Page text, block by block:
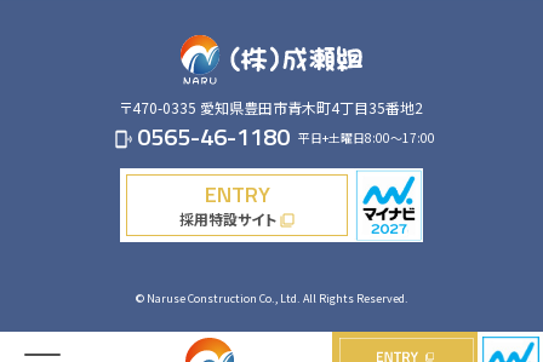
〒470-0335 愛知県豊田市青木町4丁目35番地2
phonelink_ring 0565-46-1180 平日+土曜日8:00～17:00
ENTRY
採用特設サイトfilter_none
© Naruse Construction Co., Ltd. All Rights Reserved.